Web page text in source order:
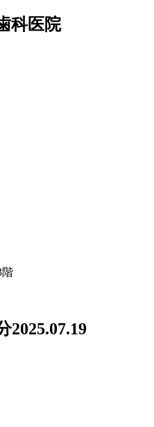
科医院
階
2025.07.19